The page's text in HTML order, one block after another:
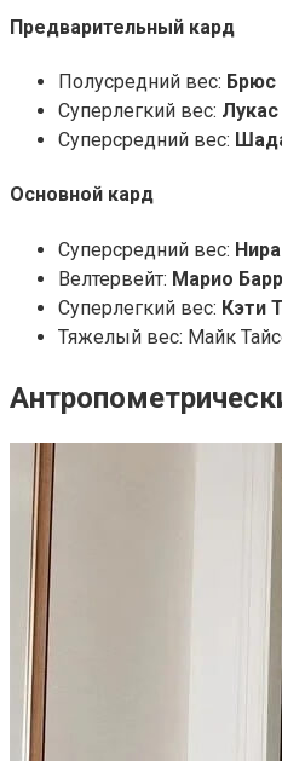
Предварительный кард
Полусредний вес: Брюс
Суперлегкий вес:
Суперсредний вес:
Основной кард
Суперсредний вес:
Велтервейт: Марио
Суперлегкий вес: Кэти
Тяжелый вес: Майк